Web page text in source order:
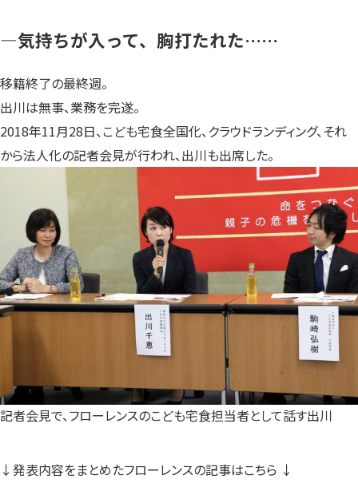
—気持ちが入って、胸打たれた……
移籍終了の最終週。
出川は無事、業務を完遂。
2018年11月28日、こども宅食全国化、クラウドランディング、それ
から法人化の記者会見が行われ、出川も出席した。
記者会見で、フローレンスのこども宅食担当者として話す出川
↓発表内容をまとめたフローレンスの記事はこちら ↓